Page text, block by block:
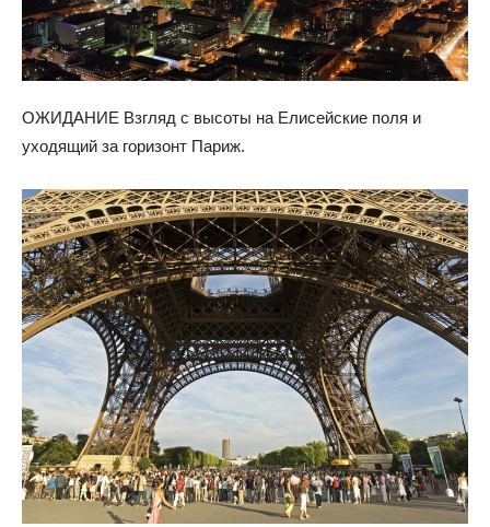
ОЖИДАНИЕ Взгляд с высоты на Елисейские поля и
уходящий за горизонт Париж.